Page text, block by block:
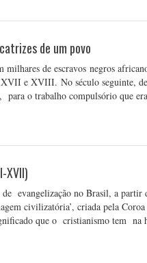
de um povo
de escravos negros
e XVIII. No século seguinte,
para o trabalho compulsório que
XVII)
no Brasil, a partir
civilizatória’, criada pela
que o cristianismo tem